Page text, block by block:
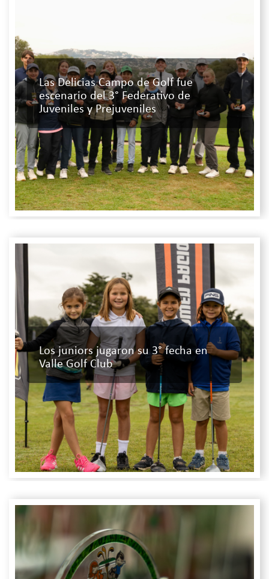
Las Delicias Campo de Golf fue
escenario del 3° Federativo de
Juveniles y Prejuveniles
Los juniors jugaron su 3° fecha en
Valle Golf Club